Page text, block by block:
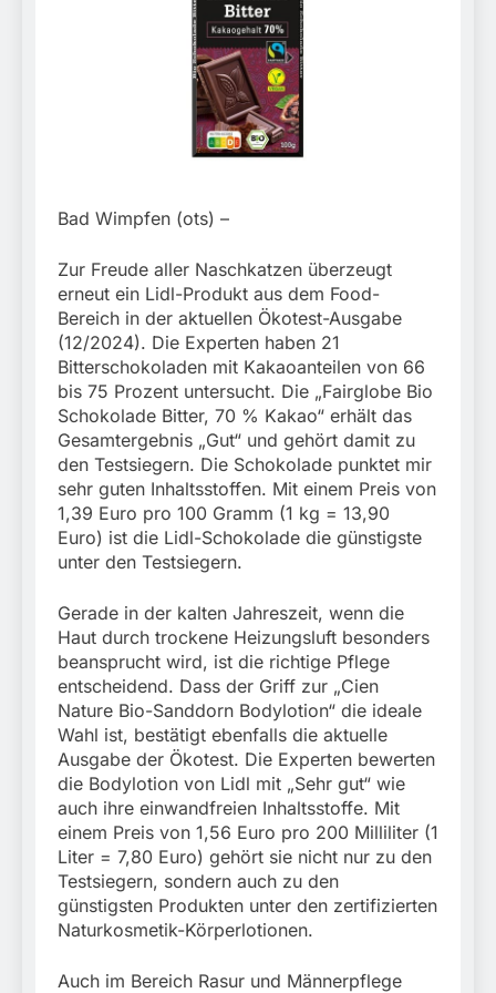
verletzt
Bahngebäude
(Sendling)
5. August 2026
Bad Wimpfen (ots) –
Zur Freude aller Naschkatzen überzeugt
erneut ein Lidl-Produkt aus dem Food-
Bereich in der aktuellen Ökotest-Ausgabe
(12/2024). Die Experten haben 21
Bitterschokoladen mit Kakaoanteilen von 66
bis 75 Prozent untersucht. Die „Fairglobe Bio
Schokolade Bitter, 70 % Kakao“ erhält das
Gesamtergebnis „Gut“ und gehört damit zu
den Testsiegern. Die Schokolade punktet mir
sehr guten Inhaltsstoffen. Mit einem Preis von
1,39 Euro pro 100 Gramm (1 kg = 13,90
Euro) ist die Lidl-Schokolade die günstigste
unter den Testsiegern.
Gerade in der kalten Jahreszeit, wenn die
Haut durch trockene Heizungsluft besonders
beansprucht wird, ist die richtige Pflege
entscheidend. Dass der Griff zur „Cien
Nature Bio-Sanddorn Bodylotion“ die ideale
Wahl ist, bestätigt ebenfalls die aktuelle
Ausgabe der Ökotest. Die Experten bewerten
die Bodylotion von Lidl mit „Sehr gut“ wie
auch ihre einwandfreien Inhaltsstoffe. Mit
einem Preis von 1,56 Euro pro 200 Milliliter (1
Liter = 7,80 Euro) gehört sie nicht nur zu den
Testsiegern, sondern auch zu den
günstigsten Produkten unter den zertifizierten
Naturkosmetik-Körperlotionen.
Auch im Bereich Rasur und Männerpflege